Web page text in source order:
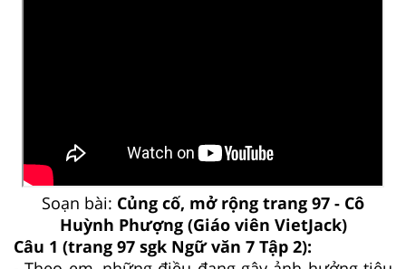
Soạn bài: Củng cố, mở rộng trang 97 - Cô
Huỳnh Phượng (Giáo viên VietJack)
Câu 1 (trang 97 sgk Ngữ văn 7 Tập 2):